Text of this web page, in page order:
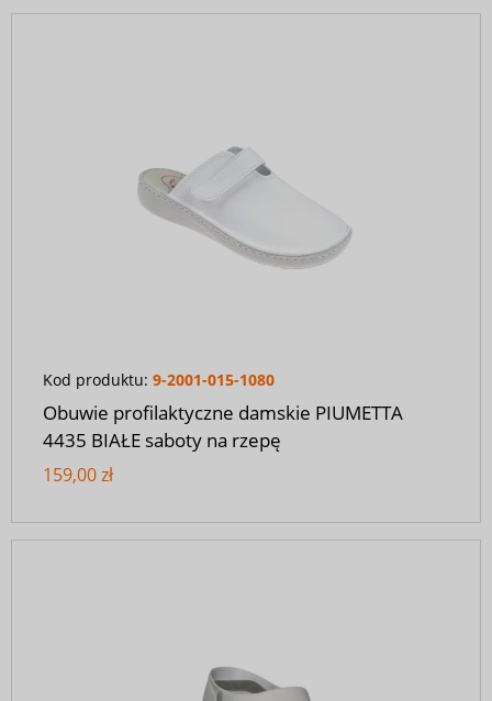
Kod produktu: 9-2001-015-1080
Obuwie profilaktyczne damskie PIUMETTA
4435 BIAŁE saboty na rzepę
159,00 zł